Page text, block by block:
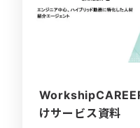
けサービス資料